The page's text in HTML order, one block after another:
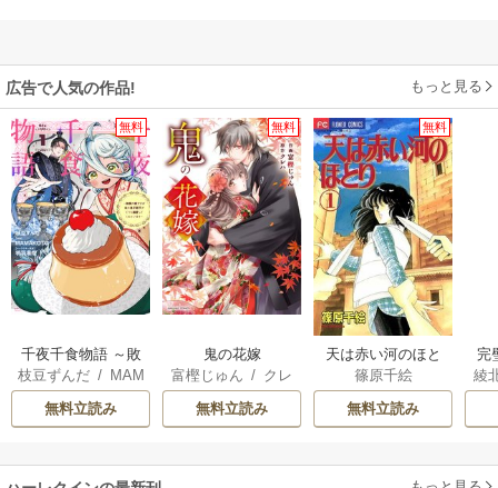
広告で人気の作品! もっと見る
無料
千夜千食物語 ～敗
国の姫ですが氷の
皇子殿下がどうも
溺愛してくれてい
枝豆ずんだ/ MAM
AKOTO
/ 鴉羽凛燈
無料立読み
無料
鬼の花嫁
富樫じゅん / クレ
ハ
無料立読み
無料
天は赤い河のほと
り
篠原千絵
無料立読み
完
が
綾